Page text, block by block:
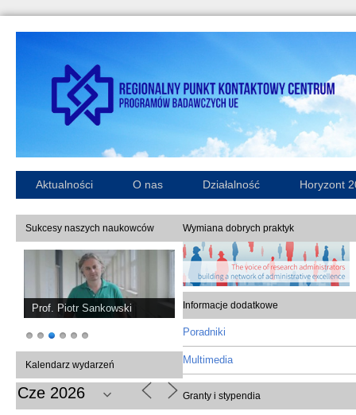
Aktualności O nas Działalność Horyzont
Sukcesy naszych naukowców
Prof. Piotr Sankowski
Kalendarz wydarzeń
Wymiana dobrych praktyk
Informacje dodatkowe
Poradniki
Multimedia
Granty i stypendia